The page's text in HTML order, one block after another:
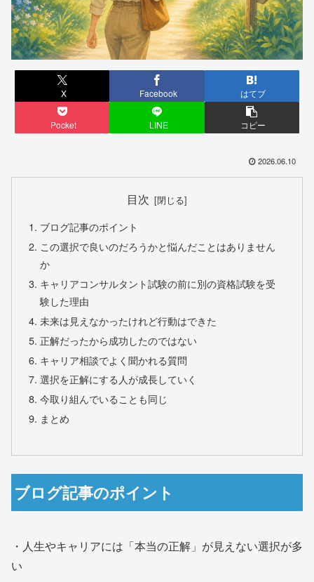
X Facebook はてブ
Pocket LINE コピー
2026.06.10
目次
ブログ記事のポイント
この選択で良いのだろうかと悩んだことはありません
か
キャリアコンサルタント試験の前に別の資格試験を受
験した理由
未来は見えなかったけれど行動はできた
正解だったから成功したのではない
キャリア相談でよく聞かれる質問
選択を正解にする人が成長していく
今取り組んでいることも同じ
まとめ
ブログ記事のポイント
・人生やキャリアには「本当の正解」が見えない選択が多
い